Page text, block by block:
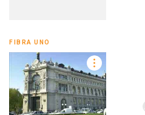
FIBRA UNO